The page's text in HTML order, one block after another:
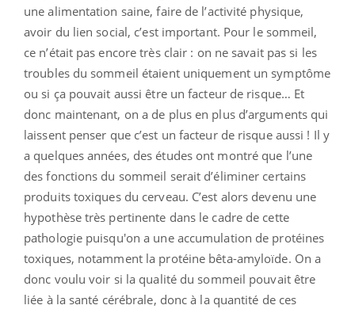
une alimentation saine, faire de l’activité physique,
avoir du lien social, c’est important. Pour le sommeil,
ce n’était pas encore très clair : on ne savait pas si les
troubles du sommeil étaient uniquement un symptôme
ou si ça pouvait aussi être un facteur de risque… Et
donc maintenant, on a de plus en plus d’arguments qui
laissent penser que c’est un facteur de risque aussi ! Il y
a quelques années, des études ont montré que l’une
des fonctions du sommeil serait d’éliminer certains
produits toxiques du cerveau. C’est alors devenu une
hypothèse très pertinente dans le cadre de cette
pathologie puisqu'on a une accumulation de protéines
toxiques, notamment la protéine bêta-amyloïde. On a
donc voulu voir si la qualité du sommeil pouvait être
liée à la santé cérébrale, donc à la quantité de ces